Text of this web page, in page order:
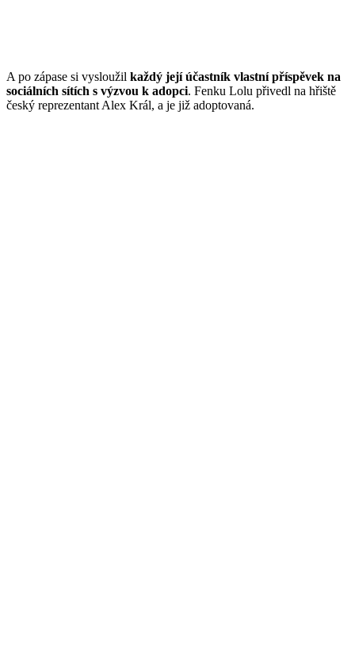
A po zápase si vysloužil každý její účastník vlastní příspěvek na
sociálních sítích s výzvou k adopci. Fenku Lolu přivedl na hřiště
český reprezentant Alex Král, a je již adoptovaná.